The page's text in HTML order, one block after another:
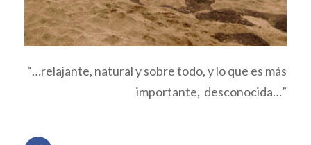
“…relajante, natural y sobre todo, y lo que es más
importante, desconocida…”